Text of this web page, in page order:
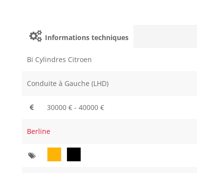
Informations techniques
Bi Cylindres Citroen
Conduite à Gauche (LHD)
30000 € - 40000 €
Berline